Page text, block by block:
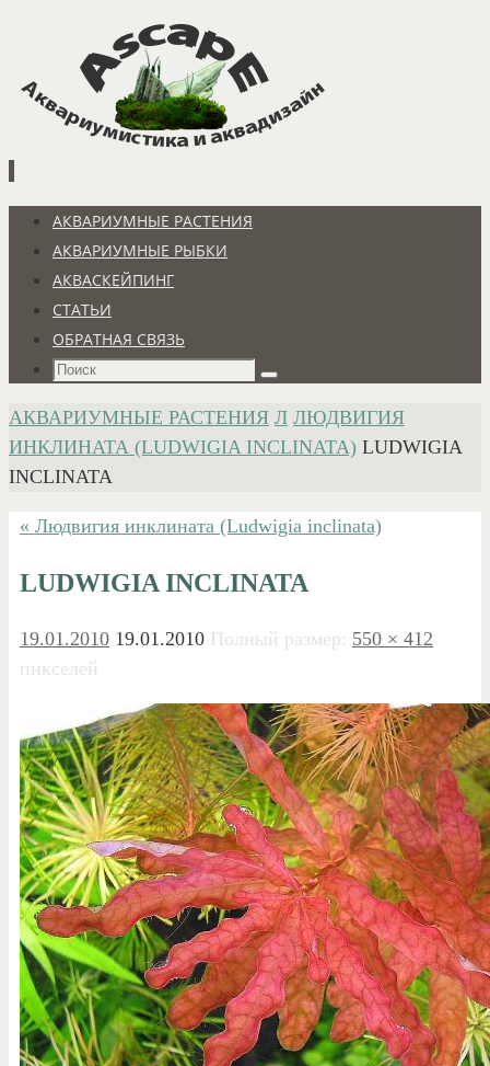
содержимому
Перейти
содержимому
АКВАРИУМНЫЕ РАСТЕНИЯ
АКВАРИУМНЫЕ РЫБКИ
АКВАСКЕЙПИНГ
СТАТЬИ
ОБРАТНАЯ СВЯЗЬ
Что
Поиск
ГЛАВНАЯ
АКВАРИУМНЫЕ РАСТЕНИЯ Л ЛЮДВИГИЯ
ИНКЛИНАТА (LUDWIGIA INCLINATA) LUDWIGIA
INCLINATA
« Людвигия инклината (Ludwigia inclinata)
LUDWIGIA INCLINATA
19.01.2010 19.01.2010 Полный размер: 550 × 412
пикселей